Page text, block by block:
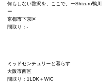
何もしない贅沢を、ここで。ーShizuru鴨川
ー
京都市下京区
間取り：-
ミッドセンチュリーと暮らす
大阪市西区
間取り：1LDK＋WIC